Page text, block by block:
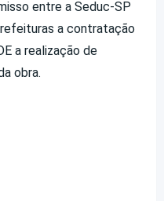
entre a Seduc-SP
a contratação
a realização de
obra.